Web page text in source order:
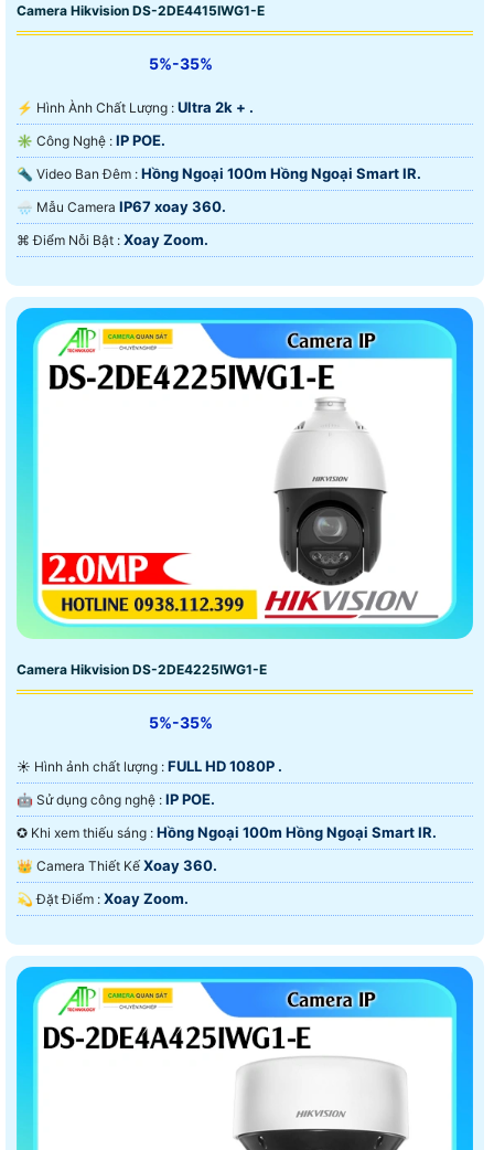
Camera Hikvision DS-2DE4415IWG1-E
5%-35%
️⚡ Hình Ành Chất Lượng : Ultra 2k + .
✳️ Công Nghệ : IP POE.
🔦 Video Ban Đêm : Hồng Ngoại 100m Hồng Ngoại Smart IR.
🌧️ Mẫu Camera IP67 xoay 360.
️⌘ Điểm Nỗi Bật : Xoay Zoom.
Camera Hikvision DS-2DE4225IWG1-E
5%-35%
☀️ Hình ảnh chất lượng : FULL HD 1080P .
🤖️ Sử dụng công nghệ : IP POE.
✪ Khi xem thiếu sáng : Hồng Ngoại 100m Hồng Ngoại Smart IR.
👑 Camera Thiết Kế Xoay 360.
️💫 Đặt Điểm : Xoay Zoom.